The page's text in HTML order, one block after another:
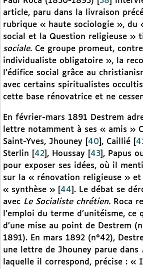
article, paru dans la livraison
rubrique « haute sociologie », du
social et la Question religieuse »
sociale. Ce groupe promeut,
individualiste obligatoire », la
l’édifice social grâce au
avec certains spiritualistes
cette base rénovatrice et ne
En février-mars 1891 Destrem
lettre notamment à ses « amis »
Saint-Yves, Jhouney
40 , Caillié
Sterlin
42 , Houssay 43 , Papus
pour exposer ses idées, où il
sur la « rénovation religieuse » et
« synthèse »
44 . Le débat se
avec Le Socialiste chrétien. Roca
l’emploi du terme d’unitéisme, ce
d’une mise au point de Destrem
1891). En mars 1892 (n°42),
une lettre de Jhouney parue dans
laquelle il correspond, précise : «